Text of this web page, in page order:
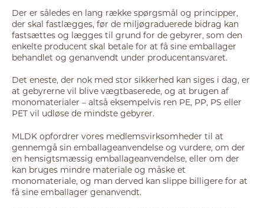
Der er således en lang række spørgsmål og principper,
der skal fastlægges, før de miljøgraduerede bidrag kan
fastsættes og lægges til grund for de gebyrer, som den
enkelte producent skal betale for at få sine emballager
behandlet og genanvendt under producentansvaret.
Det eneste, der nok med stor sikkerhed kan siges i dag, er
at gebyrerne vil blive vægtbaserede, og at brugen af
monomaterialer – altså eksempelvis ren PE, PP, PS eller
PET vil udløse de mindste gebyrer.
MLDK opfordrer vores medlemsvirksomheder til at
gennemgå sin emballageanvendelse og vurdere, om der
en hensigtsmæssig emballageanvendelse, eller om der
kan bruges mindre materiale og måske et
monomateriale, og man derved kan slippe billigere for at
få sine emballager genanvendt.